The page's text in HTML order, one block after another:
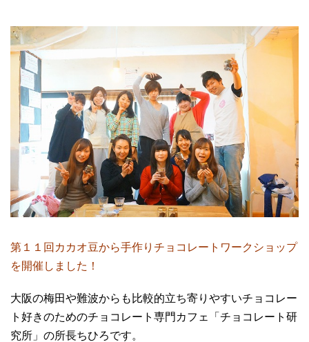
第１１回カカオ豆から手作りチョコレートワークショップ
を開催しました！
大阪の梅田や難波からも比較的立ち寄りやすいチョコレー
ト好きのためのチョコレート専門カフェ「チョコレート研
究所」の所長ちひろです。